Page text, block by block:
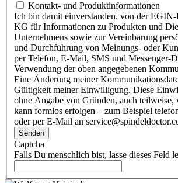
Kontakt- und Produktinformationen
Ich bin damit einverstanden, von der
KG für Informationen zu Produkten und
Unternehmens sowie zur Vereinbarung
und Durchführung von Meinungs- oder
per Telefon, E-Mail, SMS und Messenger-
Verwendung der oben angegebenen
Eine Änderung meiner
Gültigkeit meiner Einwilligung. Diese
ohne Angabe von Gründen, auch
kann formlos erfolgen – zum Beispiel
oder per E-Mail an
Senden
Captcha
Falls Du menschlich bist, lasse dieses Feld